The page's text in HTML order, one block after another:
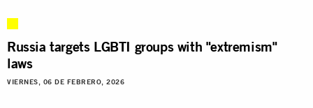
Russia targets LGBTI groups with "extremism"
laws
VIERNES, 06 DE FEBRERO, 2026